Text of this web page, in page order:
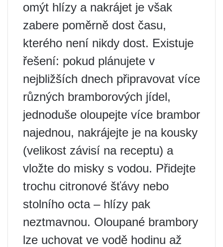
omýt hlízy a nakrájet je však
zabere poměrně dost času,
kterého není nikdy dost. Existuje
řešení: pokud plánujete v
nejbližších dnech připravovat více
různých bramborových jídel,
jednoduše oloupejte více brambor
najednou, nakrájejte je na kousky
(velikost závisí na receptu) a
vložte do misky s vodou. Přidejte
trochu citronové šťávy nebo
stolního octa – hlízy pak
neztmavnou. Oloupané brambory
lze uchovat ve vodě hodinu až